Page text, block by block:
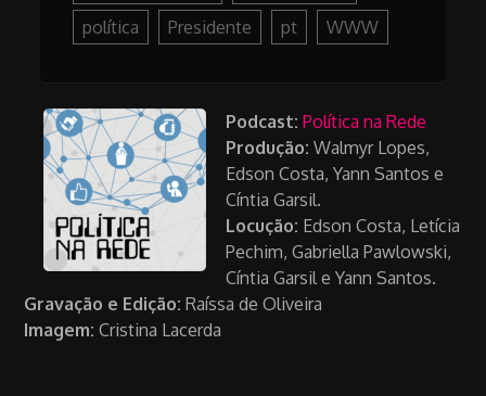
política
Presidente pt WWW
Podcast: Política na Rede
Produção:Walmyr Lopes,
Edson Costa, Yann Santos e
Cíntia Garsil.
Locução: Edson Costa, Letícia
Pechim,Gabriella Pawlowski,
Cíntia Garsil e Yann Santos.
Gravação e Edição: Raíssa de Oliveira
Imagem: Cristina Lacerda